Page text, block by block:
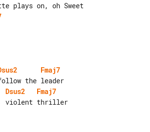
Fmaj7
Dsus2
Fmaj7
violent thriller